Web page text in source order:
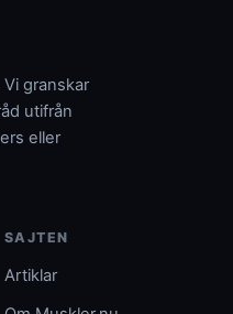
granskar
utifrån
eller
SAJTEN
Artiklar